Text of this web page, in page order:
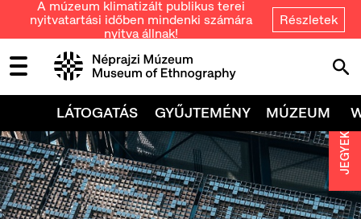
A múzeum klimatizált publikus terei
nyitvatartási időben mindenki számára
nyitva állnak!
Részletek
LÁTOGATÁS GYŰJTEMÉNY MÚZEUM
JEGYEK